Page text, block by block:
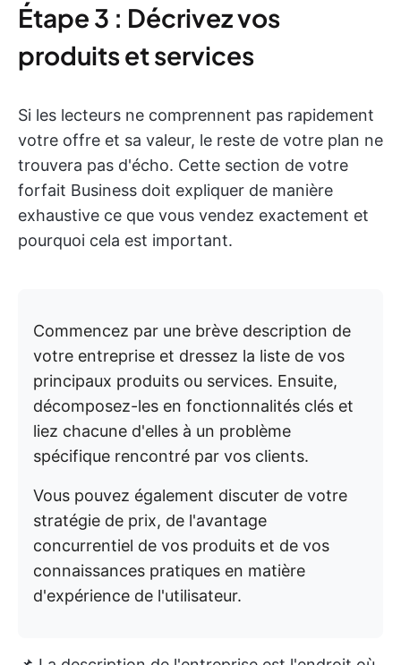
Étape 3 : Décrivez vos
produits et services
Si les lecteurs ne comprennent pas rapidement
votre offre et sa valeur, le reste de votre plan ne
trouvera pas d'écho. Cette section de votre
forfait Business doit expliquer de manière
exhaustive ce que vous vendez exactement et
pourquoi cela est important.
Commencez par une brève description de
votre entreprise et dressez la liste de vos
principaux produits ou services. Ensuite,
décomposez-les en fonctionnalités clés et
liez chacune d'elles à un problème
spécifique rencontré par vos clients.
Vous pouvez également discuter de votre
stratégie de prix, de l'avantage
concurrentiel de vos produits et de vos
connaissances pratiques en matière
d'expérience de l'utilisateur.